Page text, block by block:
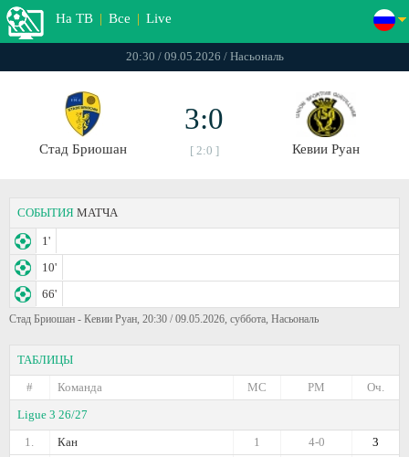
На ТВ | Все | Live
20:30 / 09.05.2026 / Насьональ
Стад Бриошан
3:0
[ 2:0 ] Кевии Руан
СОБЫТИЯ МАТЧА
1'
10'
66'
Стад Бриошан - Кевии Руан, 20:30 / 09.05.2026, суббота, Насьональ
ТАБЛИЦЫ
#
Команда Оч.
РМ
МС
Ligue 3 26/27
1.
Кан 3
4-0
1